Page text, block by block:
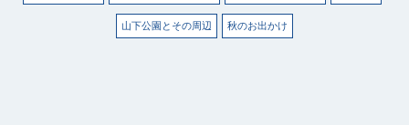
山下公園とその周辺 秋のお出かけ